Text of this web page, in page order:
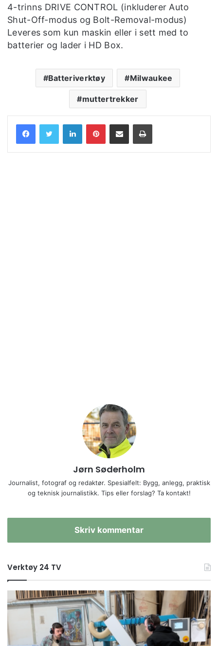
4-trinns DRIVE CONTROL (inkluderer Auto
Shut-Off-modus og Bolt-Removal-modus)
Leveres som kun maskin eller i sett med to
batterier og lader i HD Box.
Batteriverktøy Milwaukee
muttertrekker
LinkedInPinterestShare via Email Print
Jørn Søderholm
Journalist, fotograf og redaktør. Spesialfelt: Bygg, anlegg, praktisk
og teknisk journalistikk. Tips eller forslag? Ta kontakt!
Skriv kommentar
Verktøy 24 TV